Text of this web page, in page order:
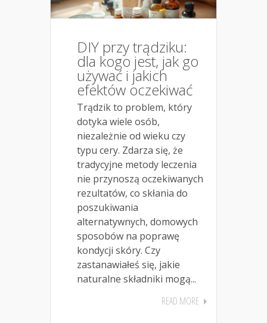
DIY przy trądziku:
dla kogo jest, jak go
używać i jakich
efektów oczekiwać
Trądzik to problem, który
dotyka wiele osób,
niezależnie od wieku czy
typu cery. Zdarza się, że
tradycyjne metody leczenia
nie przynoszą oczekiwanych
rezultatów, co skłania do
poszukiwania
alternatywnych, domowych
sposobów na poprawę
kondycji skóry. Czy
zastanawiałeś się, jakie
naturalne składniki mogą...
READ MORE